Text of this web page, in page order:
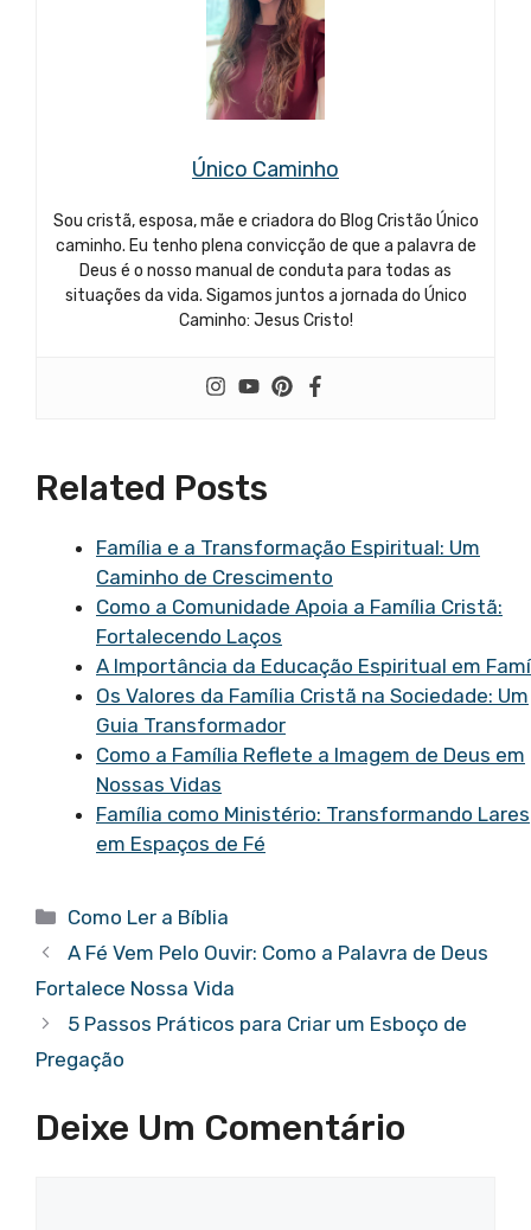
Único Caminho
Sou cristã, esposa, mãe e criadora do Blog Cristão Único
caminho. Eu tenho plena convicção de que a palavra de
Deus é o nosso manual de conduta para todas as
situações da vida. Sigamos juntos a jornada do Único
Caminho: Jesus Cristo!
Related Posts
Família e a Transformação Espiritual: Um
Caminho de Crescimento
Como a Comunidade Apoia a Família Cristã:
Fortalecendo Laços
A Importância da Educação Espiritual em
Os Valores da Família Cristã na Sociedade: Um
Guia Transformador
Como a Família Reflete a Imagem de Deus em
Nossas Vidas
Família como Ministério: Transformando Lares
em Espaços de Fé
Categorias
Como Ler a Bíblia
A Fé Vem Pelo Ouvir: Como a Palavra de Deus
Fortalece Nossa Vida
5 Passos Práticos para Criar um Esboço de
Pregação
Deixe Um Comentário